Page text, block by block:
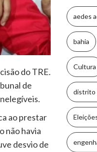
do TRE.
de
ao prestar
não havia
desvio de
aedes
bahia
Cultura
distrito